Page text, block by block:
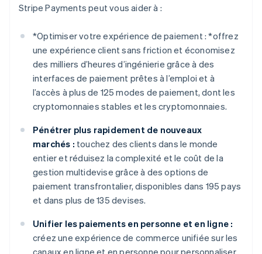
Stripe Payments peut vous aider à :
*Optimiser votre expérience de paiement : *offrez
une expérience client sans friction et économisez
des milliers d’heures d’ingénierie grâce à des
interfaces de paiement prêtes à l’emploi et à
l’accès à plus de 125 modes de paiement, dont les
cryptomonnaies stables et les cryptomonnaies.
Pénétrer plus rapidement de nouveaux
marchés : touchez des clients dans le monde
entier et réduisez la complexité et le coût de la
gestion multidevise grâce à des options de
paiement transfrontalier, disponibles dans 195 pays
et dans plus de 135 devises.
Unifier les paiements en personne et en ligne :
créez une expérience de commerce unifiée sur les